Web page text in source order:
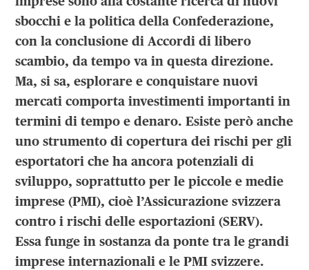
sbocchi e la politica della Confederazione,
con la conclusione di Accordi di libero
scambio, da tempo va in questa direzione.
Ma, si sa, esplorare e conquistare nuovi
mercati comporta investimenti importanti in
termini di tempo e denaro. Esiste però anche
uno strumento di copertura dei rischi per gli
esportatori che ha ancora potenziali di
sviluppo, soprattutto per le piccole e medie
imprese (PMI), cioè l’Assicurazione svizzera
contro i rischi delle esportazioni (SERV).
Essa funge in sostanza da ponte tra le grandi
imprese internazionali e le PMI svizzere.